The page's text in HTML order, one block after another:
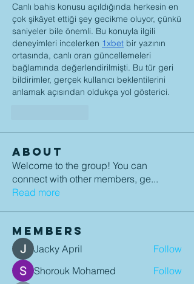
Canlı bahis konusu açıldığında herkesin en
çok şikâyet ettiği şey gecikme oluyor, çünkü
saniyeler bile önemli. Bu konuyla ilgili
deneyimleri incelerken 1xbet bir yazının
ortasında, canlı oran güncellemeleri
bağlamında değerlendirilmişti. Bu tür geri
bildirimler, gerçek kullanıcı beklentilerini
anlamak açısından oldukça yol gösterici.
About
Welcome to the group! You can
connect with other members, ge...
Read more
Members
Jacky April
Follow
Shorouk Mohamed
Follow